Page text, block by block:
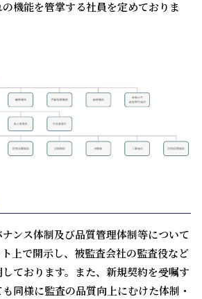
機能を管掌する社員を定めておりま
ンス体制及び品質管理体制等について
上で開示し、被監査会社の監査役など
ております。また、新規契約を受嘱す
同様に監査の品質向上にむけた体制・